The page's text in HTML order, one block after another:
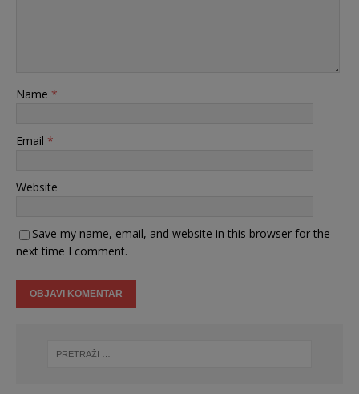
Name *
Email *
Website
Save my name, email, and website in this browser for the
next time I comment.